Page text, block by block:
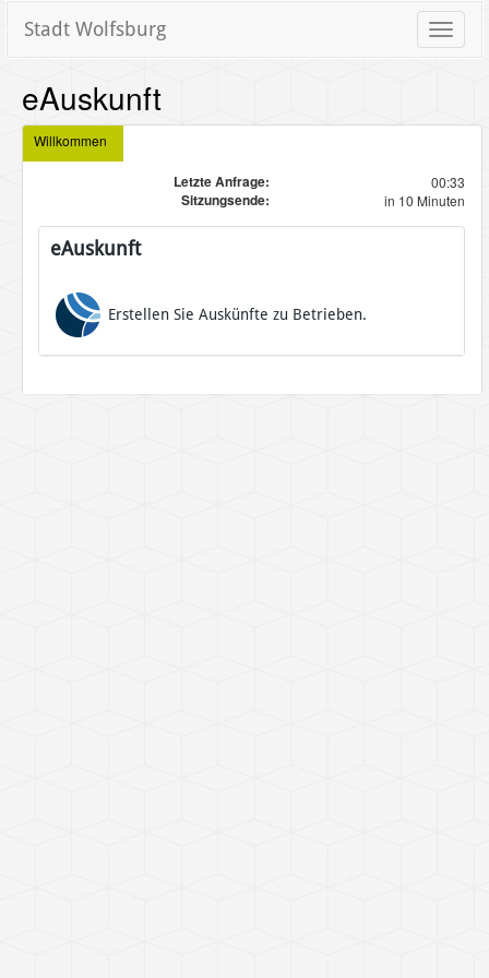
Toggle
Stadt Wolfsburg
eAuskunft
Willkommen
Letzte Anfrage: 00:33
Sitzungsende: in 10 Minuten
eAuskunft
Erstellen Sie Auskünfte zu Betrieben.